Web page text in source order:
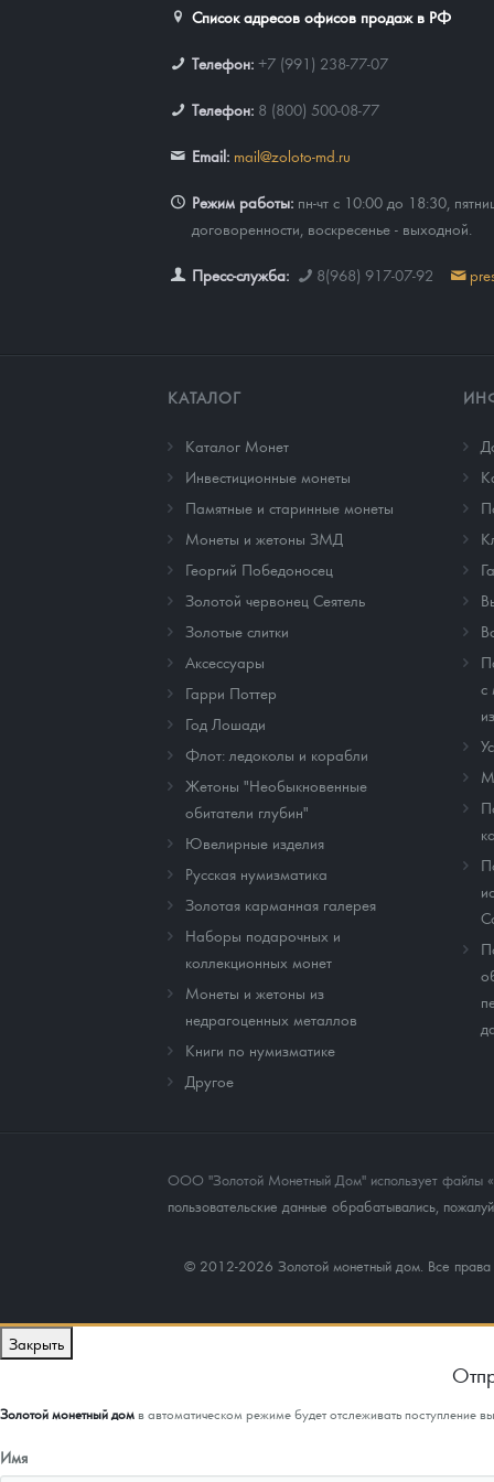
Список адресов офисов продаж в РФ
Телефон: +7 (991) 238-77-07
Телефон: 8 (800) 500-08-77
Email: mail@zoloto-md.ru
Режим работы: пн-чт с 10:00 до 18:30,
договоренности, воскресенье - выходной.
Пресс-служба: 8(968) 917-07-92
КАТАЛОГ
Каталог Монет
Инвестиционные монеты
Памятные и старинные монеты
Монеты и жетоны ЗМД
Георгий Победоносец
Золотой червонец Сеятель
Золотые слитки
Аксессуары
Гарри Поттер
Год Лошади
Флот: ледоколы и корабли
Жетоны "Необыкновенные
обитатели глубин"
Ювелирные изделия
Русская нумизматика
Золотая карманная галерея
Наборы подарочных и
коллекционных монет
Монеты и жетоны из
недрагоценных металлов
Книги по нумизматике
Другое
с
ООО "Золотой Монетный Дом" использует файлы
пользовательские данные обрабатывались,
© 2012-2026 Золотой монетный дом. Все
Закрыть
Золотой монетный домв автоматическом режиме будет отслеживать
Имя